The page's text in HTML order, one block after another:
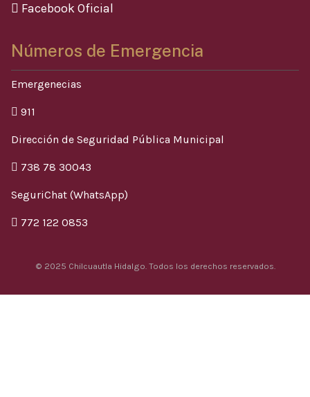
Facebook Oficial
Números de Emergencia
Emergenecias
911
Dirección de Seguridad Pública Municipal
738 78 30043
SeguriChat (WhatsApp)
772 122 0853
© 2025 Chilcuautla Hidalgo. Todos los derechos reservados.